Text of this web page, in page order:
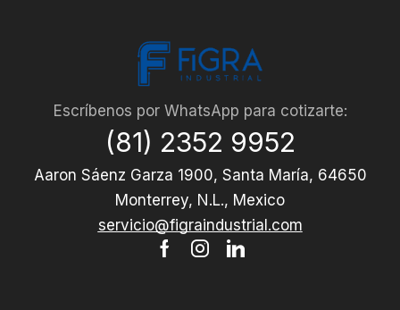
Escríbenos por WhatsApp para cotizarte:
(81) 2352 9952
Aaron Sáenz Garza 1900, Santa María, 64650
Monterrey, N.L., Mexico
servicio@figraindustrial.com